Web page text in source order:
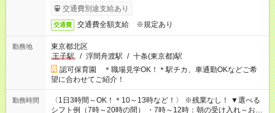
始時は手続き完了次第のお支払いとなります★フルタイムできる
方は100円アップ！
交通費別途支給あり
交通費 交通費全額支給 ※規定あり
勤務地
東京都北区
王子駅
/ 浮間舟渡駅 / 十条(東京都)駅
認可保育園 ＊職場見学OK！＊駅チカ、車通勤OKなどご希
望に合わせてご紹介！
勤務時間
〈1日3時間～OK！＊10～13時など！〉 ※残業なし！ ▼選べる
シフト例（7時～20時の間） ・7時～12時：朝の受け入れ～お昼